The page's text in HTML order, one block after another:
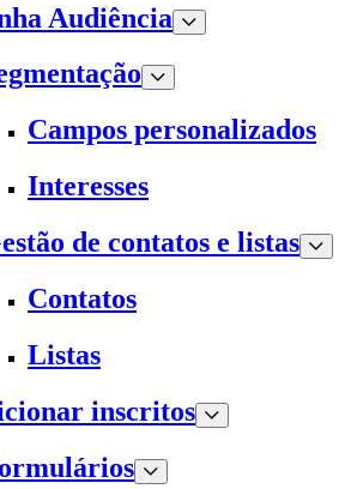
Audiência
Campos personalizados
Interesses
de contatos e listas
Contatos
Listas
inscritos